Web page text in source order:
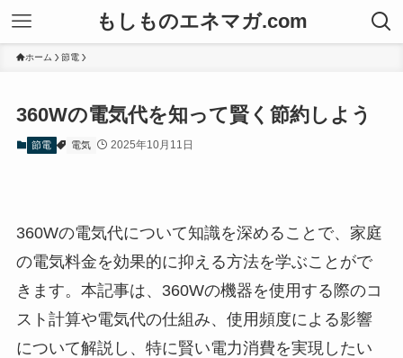
もしものエネマガ.com
ホーム 節電
360Wの電気代を知って賢く節約しよう
節電 電気 2025年10月11日
360Wの電気代について知識を深めることで、家庭
の電気料金を効果的に抑える方法を学ぶことがで
きます。本記事は、360Wの機器を使用する際のコ
スト計算や電気代の仕組み、使用頻度による影響
について解説し、特に賢い電力消費を実現したい